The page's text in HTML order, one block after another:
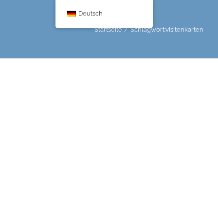
Startseite Schlagwort:visitenkarten
Deutsch